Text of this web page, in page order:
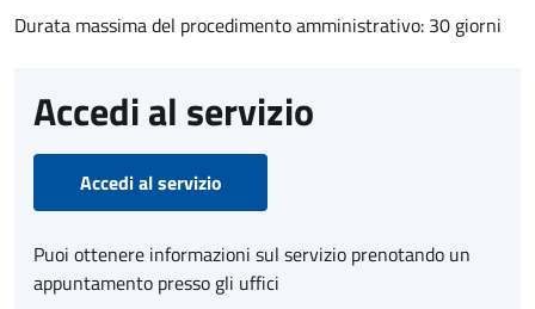
Durata massima del procedimento amministrativo: 30 giorni
Accedi al servizio
Accedi al servizio
Puoi ottenere informazioni sul servizio prenotando un
appuntamento presso gli uffici